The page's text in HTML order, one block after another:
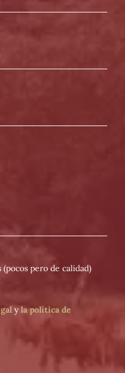
pero de calidad)
yla política de